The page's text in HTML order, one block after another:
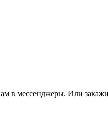
в мессенджеры. Или